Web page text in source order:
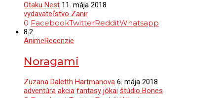
Otaku Nest 11. mája 2018
vydavateľstvo Zanir
0 FacebookTwitterRedditWhatsapp
8.2
AnimeRecenzie
Noragami
Zuzana Daletth Hartmanova 6. mája 2018
adventúra akcia fantasy jókai štúdio Bones